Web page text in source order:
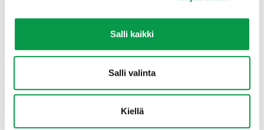
Salli kaikki
Salli valinta
Kiellä
palvelukeskuksen rahoittama. Palvelukeskus edistää
työikäisten osaamisen kehittämistä ja osaavan
ohjaavat opetus- ja kulttuuriministeriö sekä työ- ja